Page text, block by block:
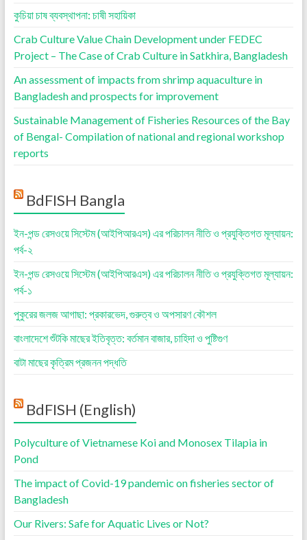
কুচিয়া চাষ ব্যবস্থাপনা: চাষী সহায়িকা
Crab Culture Value Chain Development under FEDEC
Project – The Case of Crab Culture in Satkhira, Bangladesh
An assessment of impacts from shrimp aquaculture in
Bangladesh and prospects for improvement
Sustainable Management of Fisheries Resources of the Bay
of Bengal- Compilation of national and regional workshop
reports
BdFISH Bangla
ইন-পন্ড রেসওয়ে সিস্টেম (আইপিআরএস) এর পরিচালন নীতি ও প্রযুক্তিগত মূল্যায়ন:
পর্ব-২
ইন-পন্ড রেসওয়ে সিস্টেম (আইপিআরএস) এর পরিচালন নীতি ও প্রযুক্তিগত মূল্যায়ন:
পর্ব-১
পুকুরের জলজ আগাছা: প্রকারভেদ, গুরুত্ব ও অপসারণ কৌশল
বাংলাদেশে শুঁটকি মাছের ইতিবৃত্ত: বর্তমান বাজার, চাহিদা ও পুষ্টিগুণ
বাটা মাছের কৃত্রিম প্রজনন পদ্ধতি
BdFISH (English)
Polyculture of Vietnamese Koi and Monosex Tilapia in
Pond
The impact of Covid-19 pandemic on fisheries sector of
Bangladesh
Our Rivers: Safe for Aquatic Lives or Not?